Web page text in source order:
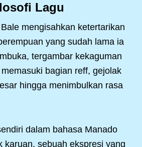
Lagu
mengisahkan ketertarikan
yang sudah lama ia
tergambar kekaguman
bagian reff, gejolak
hingga menimbulkan rasa
dalam bahasa Manado
karuan, sebuah ekspresi yang